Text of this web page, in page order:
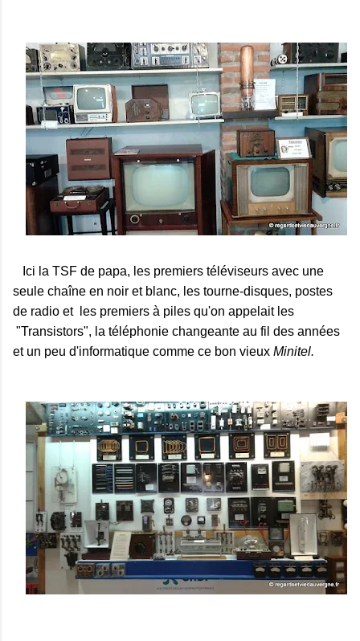
Ici la TSF de papa, les premiers téléviseurs avec une
seule chaîne en noir et blanc, les tourne-disques, postes
de radio et les premiers à piles qu'on appelait les
"Transistors", la téléphonie changeante au fil des années
et un peu d'informatique comme ce bon vieux Minitel.